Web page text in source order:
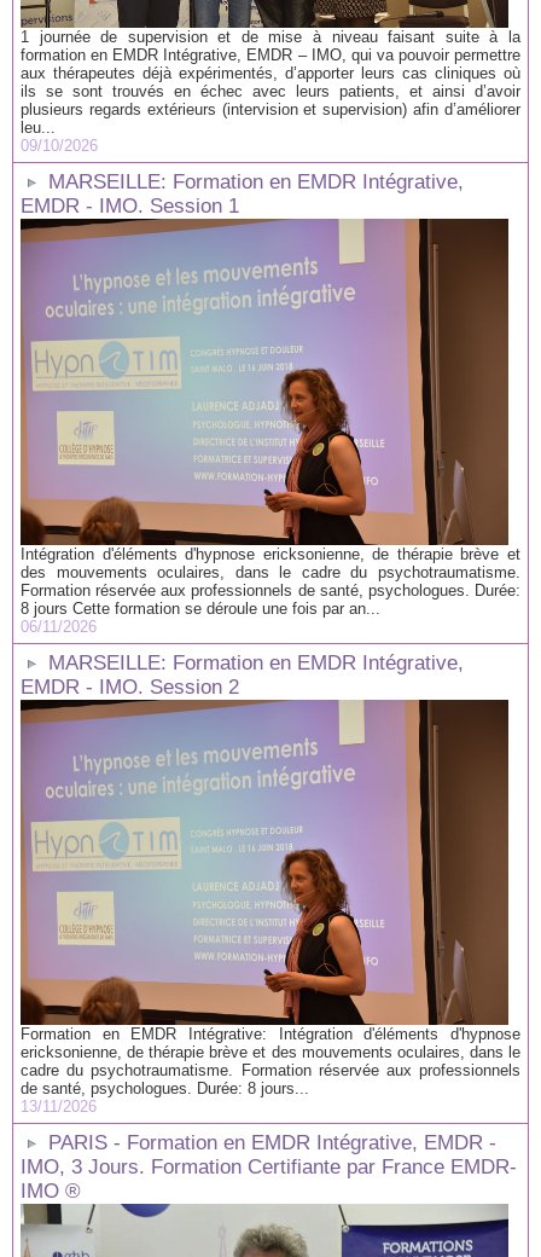
1 journée de supervision et de mise à niveau faisant suite à la
formation en EMDR Intégrative, EMDR – IMO, qui va pouvoir permettre
aux thérapeutes déjà expérimentés, d’apporter leurs cas cliniques où
ils se sont trouvés en échec avec leurs patients, et ainsi d’avoir
plusieurs regards extérieurs (intervision et supervision) afin d’améliorer
leu...
09/10/2026
MARSEILLE: Formation en EMDR Intégrative,
EMDR - IMO. Session 1
Intégration d'éléments d'hypnose ericksonienne, de thérapie brève et
des mouvements oculaires, dans le cadre du psychotraumatisme.
Formation réservée aux professionnels de santé, psychologues. Durée:
8 jours Cette formation se déroule une fois par an...
06/11/2026
MARSEILLE: Formation en EMDR Intégrative,
EMDR - IMO. Session 2
Formation en EMDR Intégrative: Intégration d'éléments d'hypnose
ericksonienne, de thérapie brève et des mouvements oculaires, dans le
cadre du psychotraumatisme. Formation réservée aux professionnels
de santé, psychologues. Durée: 8 jours...
13/11/2026
PARIS - Formation en EMDR Intégrative, EMDR -
IMO, 3 Jours. Formation Certifiante par France EMDR-
IMO ®